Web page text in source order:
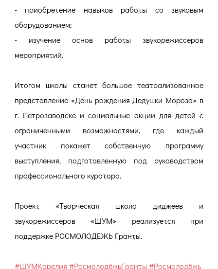
- приобретение навыков работы со звуковым
оборудованием;
- изучение основ работы звукорежиссеров
мероприятий.
Итогом школы станет большое театрализованное
представление «День рождения Дедушки Мороза» в
г. Петрозаводске и социальные акции для детей с
ограниченными возможностями, где каждый
участник покажет собственную программу
выступления, подготовленную под руководством
профессионального куратора.
Проект «Творческая школа диджеев и
звукорежиссеров «ШУМ» реализуется при
поддержке РОСМОЛОДЕЖЬ Гранты.
#ШУМКарелия #РосмолодёжьГранты #Росмолодёжь